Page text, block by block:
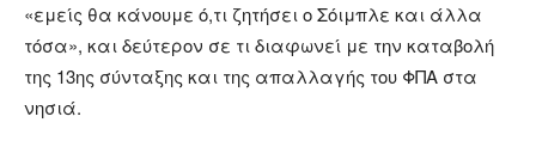
«εμείς θα κάνουμε ό,τι ζητήσει ο Σόιμπλε και άλλα
τόσα», και δεύτερον σε τι διαφωνεί με την καταβολή
της 13ης σύνταξης και της απαλλαγής του ΦΠΑ στα
νησιά.